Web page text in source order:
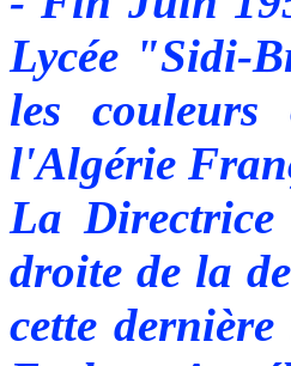
Lycée "Sidi-
les couleurs
l'Algérie
La Directrice
droite de la
cette